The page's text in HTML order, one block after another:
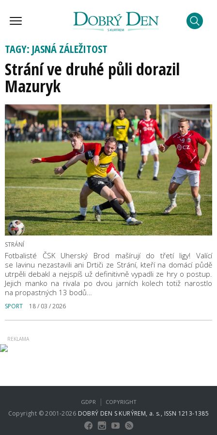
TAGY: JASNÁ ZÁLEŽITOST
Strání ve druhé půli dorazil
Mazuryk
STRÁNÍ
Fotbalisté ČSK Uherský Brod mašírují do třetí ligy! Valící
se lavinu nezastavili ani Drtiči ze Strání, kteří na domácí půdě
utrpěli debakl a nejspíš už definitivně vypadli ze hry o postup.
Jejich manko na rivala po dvou jarních kolech totiž narostlo
na propastných 13 bodů…
SPORT 18 / 03 / 2026
Copyright © 2001-2026 DOBRÝ DEN S KURÝREM, a. s., ISSN 1213-1385
GDPR | COPYRIGHT